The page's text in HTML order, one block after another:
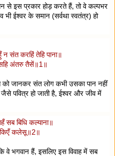
से इस प्रकार होड़ करते हैं, तो वे कल्पभर
ईश्वर के समान (सर्वथा स्वतंत्र) हो
संत करहिं तेहि पाना॥
अंतरु तैसें॥1॥
को जानकर संत लोग कभी उसका पान नहीं
पवित्र हो जाती है, ईश्वर और जीव में
सब बिधि कल्याना॥
किएँ कलेसू॥2॥
वे भगवान हैं, इसलिए इस विवाह में सब